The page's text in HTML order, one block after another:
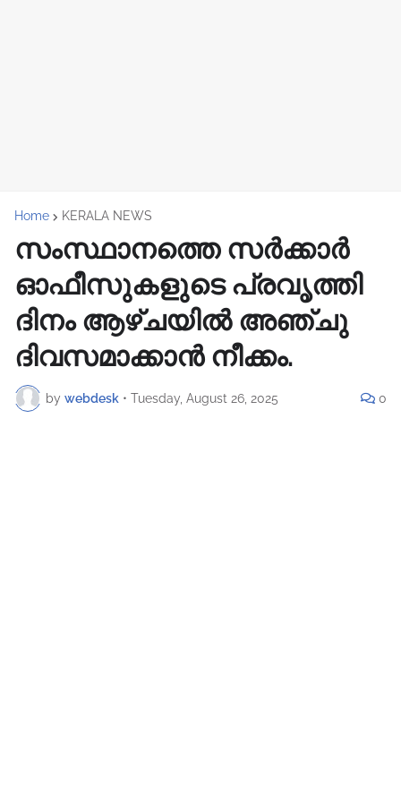
Home KERALA NEWS
സംസ്ഥാനത്തെ സര്‍ക്കാര്‍
ഓഫീസുകളുടെ പ്രവൃത്തി
ദിനം ആഴ്ചയില്‍ അഞ്ചു
ദിവസമാക്കാൻ നീക്കം.
by webdesk • Tuesday, August 26, 2025 0